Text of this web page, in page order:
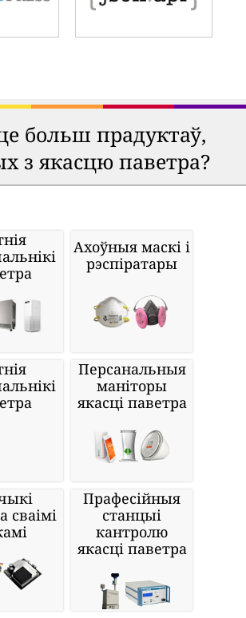
больш прадуктаў,
з якасцю паветра?
Ахоўныя маскі і
рэспіратары
Персанальныя
маніторы
якасці паветра
сваімі
Прафесійныя
станцыі
кантролю
якасці паветра